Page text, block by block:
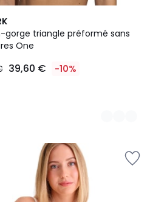
gorge triangle préformé sans
One
39,60 € -10%